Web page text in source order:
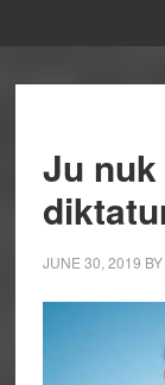
Ju
JUNE 30, 2019 BY